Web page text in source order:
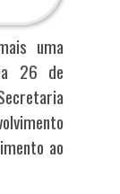
uma
26 de
ao